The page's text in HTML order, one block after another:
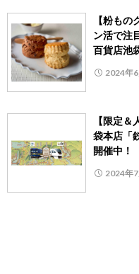
【粉も
ン活で注
百貨店池
2024年
【限定
袋本店「
開催中！
2024年